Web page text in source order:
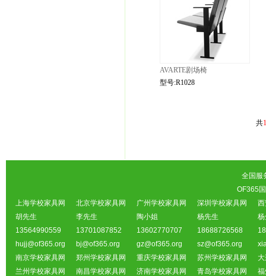
AVARTE剧场椅
型号:R1028
共1
全国服
OF365
上海学校家具网
北京学校家具网 广州学校家具网 深圳学校家具网
胡先生
李先生 陶小姐 杨先生
13564990559
13701087852 13602770707 18688726568
hujj@of365.org
bj@of365.org gz@of365.org sz@of365.org
南京学校家具网
郑州学校家具网 重庆学校家具网 苏州学校家具网
兰州学校家具网
南昌学校家具网 济南学校家具网 青岛学校家具网